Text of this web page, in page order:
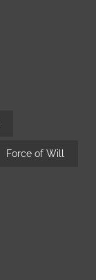
Force of Will